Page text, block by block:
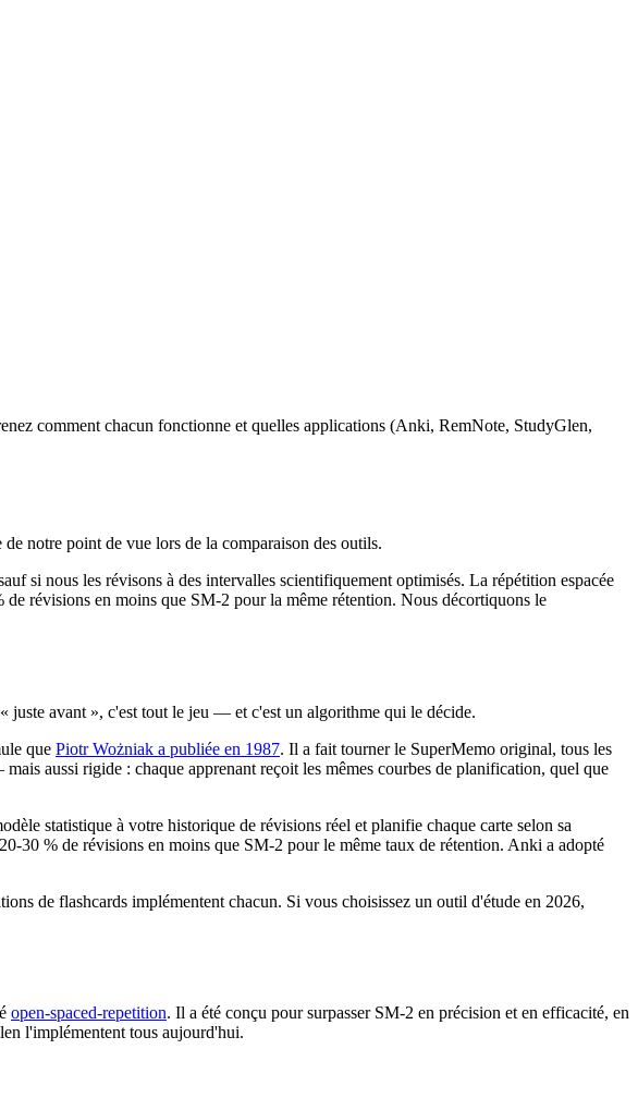
comment chacun fonctionne et quelles applications (Anki, RemNote, StudyGlen,
notre point de vue lors de la comparaison des outils.
si nous les révisons à des intervalles scientifiquement optimisés. La répétition espacée
révisions en moins que SM-2 pour la même rétention. Nous décortiquons le
juste avant », c'est tout le jeu — et c'est un algorithme qui le décide.
que Piotr Wożniak a publiée en 1987. Il a fait tourner le SuperMemo original, tous les
aussi rigide : chaque apprenant reçoit les mêmes courbes de planification, quel que
statistique à votre historique de révisions réel et planifie chaque carte selon sa
30 % de révisions en moins que SM-2 pour le même taux de rétention. Anki a adopté
de flashcards implémentent chacun. Si vous choisissez un outil d'étude en 2026,
open-spaced-repetition. Il a été conçu pour surpasser SM-2 en précision et en efficacité, en
l'implémentent tous aujourd'hui.